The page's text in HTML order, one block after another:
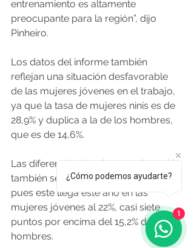
entrenamiento es altamente
preocupante para la región”, dijo
Pinheiro.
Los datos del informe también
reflejan una situación desfavorable
de las mujeres jóvenes en el trabajo,
ya que la tasa de mujeres ninis es de
28,9% y duplica a la de los hombres,
que es de 14,6%.
Las diferencias de género en la región
también se notan en el desempleo,
pues este llega este año en las
mujeres jóvenes al 22%, casi siete
puntos por encima del 15,2% de los
hombres.
¿Cómo podemos ayudarte?
1